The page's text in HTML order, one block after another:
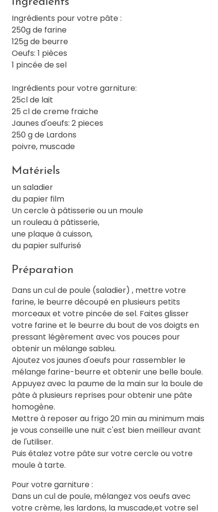
Ingrédients pour votre pâte :
250g de farine
125g de beurre
Oeufs: 1 pièces
1 pincée de sel
Ingrédients pour votre garniture:
25cl de lait
25 cl de creme fraiche
Jaunes d'oeufs: 2 pieces
250 g de Lardons
poivre, muscade
Matériels
un saladier
du papier film
Un cercle à pâtisserie ou un moule
un rouleau à pâtisserie,
une plaque à cuisson,
du papier sulfurisé
Préparation
Dans un cul de poule (saladier) , mettre votre
farine, le beurre découpé en plusieurs petits
morceaux et votre pincée de sel. Faites glisser
votre farine et le beurre du bout de vos doigts en
pressant légèrement avec vos pouces pour
obtenir un mélange sableu.
Ajoutez vos jaunes d'oeufs pour rassembler le
mélange farine-beurre et obtenir une belle boule.
Appuyez avec la paume de la main sur la boule de
pâte à plusieurs reprises pour obtenir une pâte
homogène.
Mettre à reposer au frigo 20 min au minimum mais
je vous conseille une nuit c'est bien meilleur avant
de l'utiliser.
Puis étalez votre pâte sur votre cercle ou votre
moule à tarte.
Pour votre garniture :
Dans un cul de poule, mélangez vos oeufs avec
votre crème, les lardons, la muscade,et votre sel